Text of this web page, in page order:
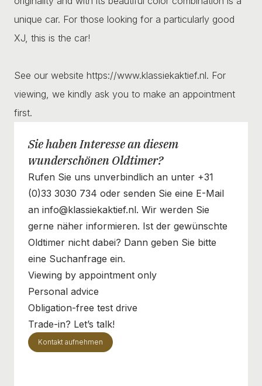
unique car. For those looking for a particularly good
XJ, this is the car!
See our website https://www.klassiekaktief.nl. For
viewing, we kindly ask you to make an appointment
first.
Sie haben Interesse an diesem
wunderschönen Oldtimer?
Rufen Sie uns unverbindlich an unter +31
(0)33 3030 734 oder senden Sie eine E-Mail
an info@klassiekaktief.nl. Wir werden Sie
gerne näher informieren. Ist der gewünschte
Oldtimer nicht dabei? Dann geben Sie bitte
eine Suchanfrage ein.
Viewing by appointment only
Personal advice
Obligation-free test drive
Trade-in? Let’s talk!
Kontakt aufnehmen